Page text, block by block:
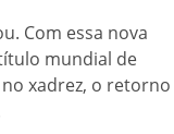
Com essa nova
mundial de
xadrez, o retorno